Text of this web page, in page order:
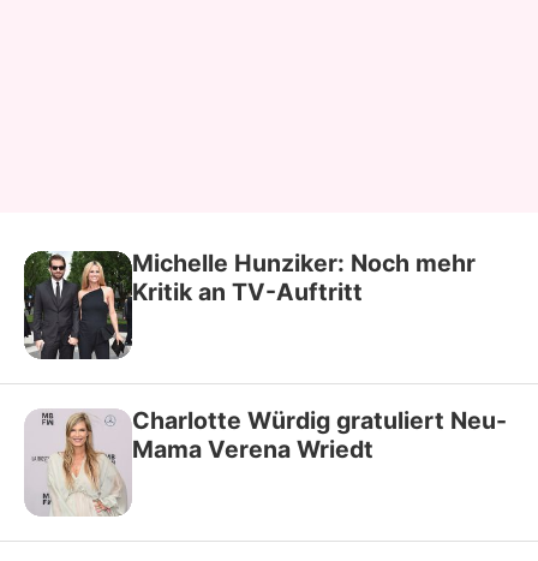
Michelle Hunziker: Noch mehr
Kritik an TV-Auftritt
Charlotte Würdig gratuliert Neu-
Mama Verena Wriedt